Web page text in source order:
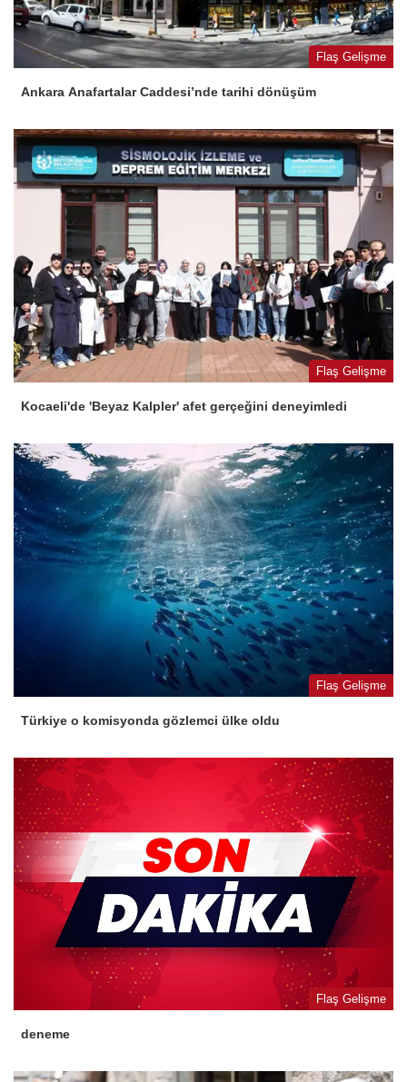
Flaş Gelişme
Ankara Anafartalar Caddesi’nde tarihi dönüşüm
Flaş Gelişme
Kocaeli'de 'Beyaz Kalpler' afet gerçeğini deneyimledi
Flaş Gelişme
Türkiye o komisyonda gözlemci ülke oldu
Flaş Gelişme
deneme